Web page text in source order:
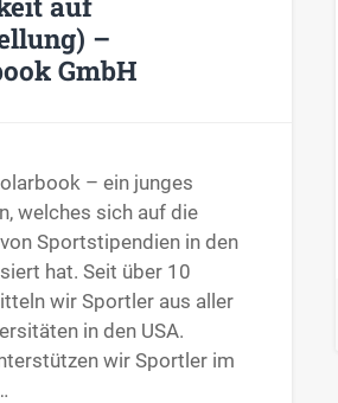
–
GmbH
– ein junges
welches sich auf die
Sportstipendien in den
hat. Seit über 10
wir Sportler aus aller
in den USA.
wir Sportler im